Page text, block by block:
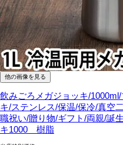
他の画像を見る
飲みごろメガジョッキ/
キ/ステンレス/保温/保冷/真空
職祝い/贈り物/ギフト/両親/誕
キ1000 樹脂